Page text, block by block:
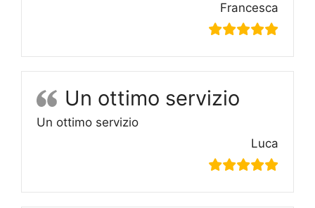
Francesca
Un ottimo servizio
Un ottimo servizio
Luca